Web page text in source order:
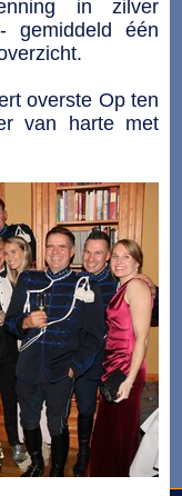
in zilver
gemiddeld één
overste Op ten
van harte met